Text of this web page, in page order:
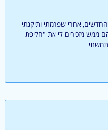
אחרי שפרמתי ותיקנתי
ממש מזכירים לי את "חליפת